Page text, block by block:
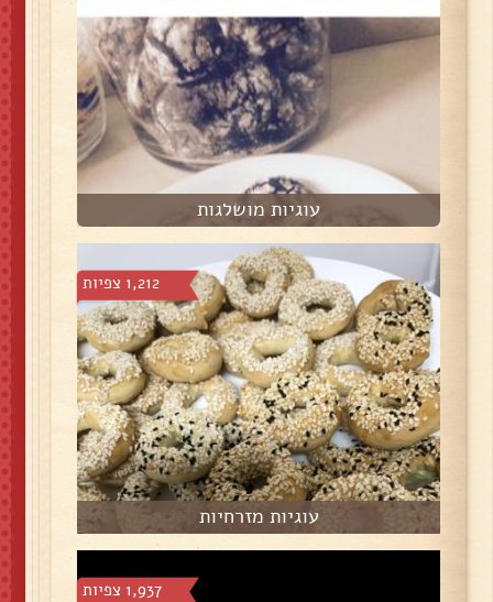
עוגיות מושלגות
1,212 צפיות
עוגיות מזרחיות
1,937 צפיות